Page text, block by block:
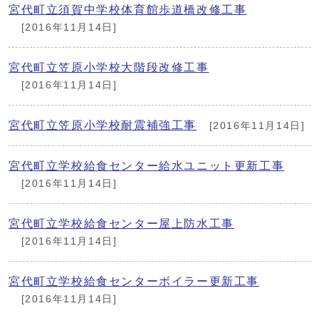
宮代町立須賀中学校体育館歩道橋改修工事
[2016年11月14日]
宮代町立笠原小学校大階段改修工事
[2016年11月14日]
宮代町立笠原小学校耐震補強工事 [2016年11月14日]
宮代町立学校給食センター給水ユニット更新工事
[2016年11月14日]
宮代町立学校給食センター屋上防水工事
[2016年11月14日]
宮代町立学校給食センターボイラー更新工事
[2016年11月14日]